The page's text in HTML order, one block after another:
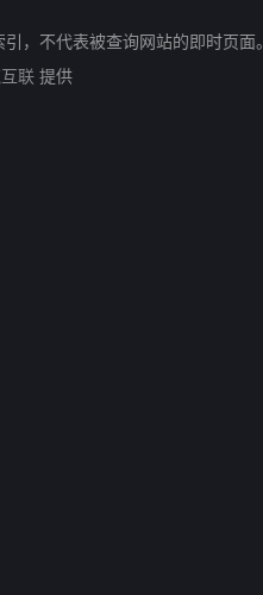
，不代表被查询网站的即时页面。
联 提供